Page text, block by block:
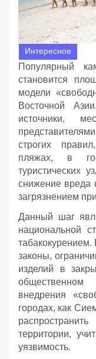
Интересное
Популярный
становится
модели
Восточной
источники,
строгих
пляжах, в
туристических
снижение вреда
загрязнением
Данный шаг
национальной
законы,
изделий в
внедрения
городах, как
территории,
уязвимость.